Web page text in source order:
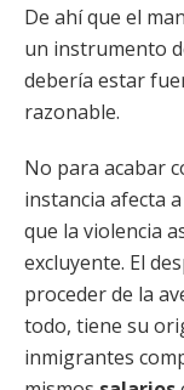
De ahí que el
un instrumento
debería estar
razonable.
No para acabar
instancia afecta a
que la violencia
excluyente. El
proceder de la
todo, tiene su
inmigrantes